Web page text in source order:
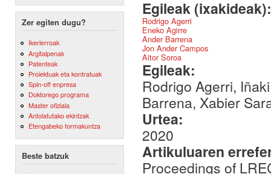
Zer egiten dugu?
Ikerlerroak
Argitalpenak
Patenteak
Proiektuak eta kontratuak
Spin-off enpresa
Doktorego programa
Master ofiziala
Antolatutako ekintzak
Etengabeko formakuntza
Beste batzuk
Egileak
Rodrigo Agerri
Eneko Agirre
Ander Barrena
Jon Ander Campos
Aitor Soroa
Egileak:
Rodrigo Agerri,
Barrena, Xabier
Urtea:
2020
Artikuluaren
Proceedings of